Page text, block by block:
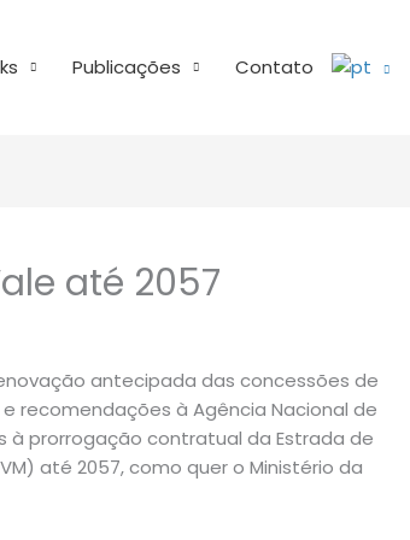
Publicações Contato
até 2057
antecipada das concessões de
recomendações à Agência Nacional de
à prorrogação contratual da Estrada de
até 2057, como quer o Ministério da